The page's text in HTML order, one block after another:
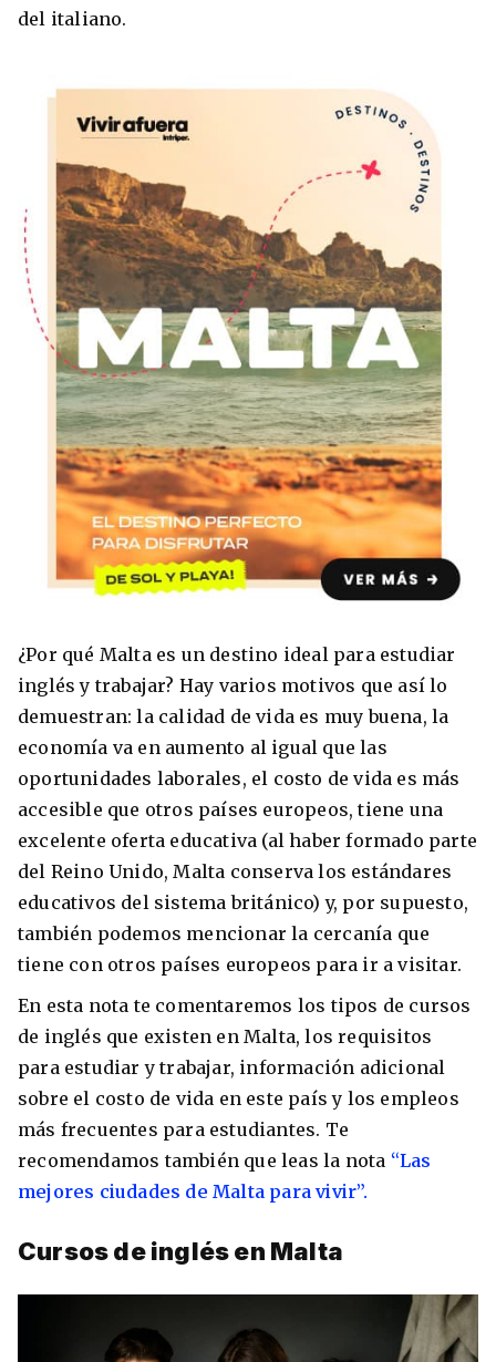
Australia permitirá la entrada de
estudiantes y trabajadores cualificados
vacunados contra el Covid-19
Agustina Fontirroig
8 ciudades para tomar cursos de inglés
intensivo
Barbie Castoldi 09/11/2021
Canadá
Ecuador
México
VER TODOS LOS PAÍSES
Estudia un Bachelor de IT en Cork
Estudia Business en Auckland
Estudia Desarrollo Web en Toronto
+30 Summer English for Professionals en
Melbourne
del italiano.
¿Por qué Malta es un destino ideal para estudiar
inglés y trabajar? Hay varios motivos que así lo
demuestran: la calidad de vida es muy buena, la
economía va en aumento al igual que las
oportunidades laborales, el costo de vida es más
accesible que otros países europeos, tiene una
excelente oferta educativa (al haber formado parte
del Reino Unido, Malta conserva los estándares
educativos del sistema británico) y, por supuesto,
también podemos mencionar la cercanía que
tiene con otros países europeos para ir a visitar.
En esta nota te comentaremos los tipos de cursos
de inglés que existen en Malta, los requisitos
para estudiar y trabajar, información adicional
sobre el costo de vida en este país y los empleos
más frecuentes para estudiantes. Te
recomendamos también que leas la nota “Las
mejores ciudades de Malta para vivir”.
Cursos de inglés en Malta